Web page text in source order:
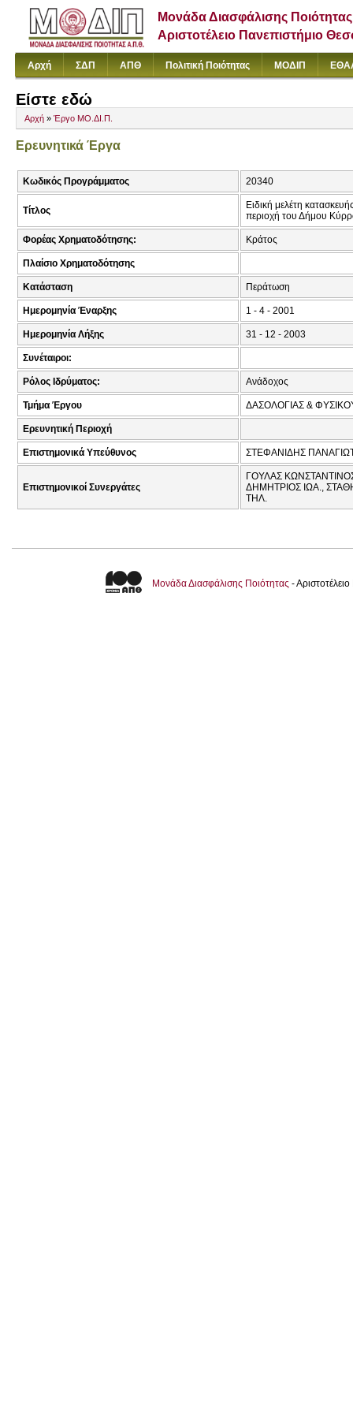
Μονάδα Διασφάλισης Ποιότητας
Αριστοτέλειο Πανεπιστήμιο
Αρχή ΣΔΠ ΑΠΘ Πολιτική Ποιότητας ΜΟΔΙΠ
Είστε εδώ
Αρχή » Έργο ΜΟ.ΔΙ.Π.
Ερευνητικά Έργα
Κωδικός Προγράμματος 20340
Τίτλος
Ειδική μελέτη
περιοχή του Δήμου
Φορέας Χρηματοδότησης: Κράτος
Πλαίσιο Χρηματοδότησης
Κατάσταση Περάτωση
Ημερομηνία Έναρξης 1 - 4 - 2001
Ημερομηνία Λήξης 31 - 12 - 2003
Συνέταιροι:
Ρόλος Ιδρύματος: Ανάδοχος
Τμήμα Έργου ΔΑΣΟΛΟΓΙΑΣ &
Ερευνητική Περιοχή
Επιστημονικά Υπεύθυνος ΣΤΕΦΑΝΙΔΗΣ
Επιστημονικοί Συνεργάτες
ΓΟΥΛΑΣ
ΔΗΜΗΤΡΙΟΣ ΙΩΑ.,
ΤΗΛ.
Μονάδα Διασφάλισης Ποιότητας -